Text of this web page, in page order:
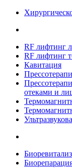
RF лифтинг
RF лифтинг
Кавитация
отеками и